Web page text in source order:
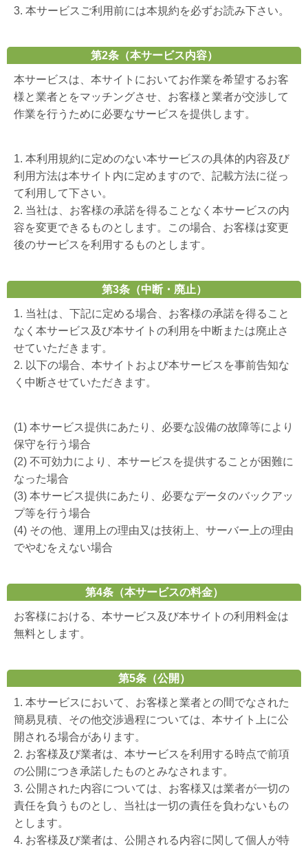
3. 本サービスご利用前には本規約を必ずお読み下さい。
第2条（本サービス内容）
本サービスは、本サイトにおいてお作業を希望するお客
様と業者とをマッチングさせ、お客様と業者が交渉して
作業を行うために必要なサービスを提供します。
1. 本利用規約に定めのない本サービスの具体的内容及び
利用方法は本サイト内に定めますので、記載方法に従っ
て利用して下さい。
2. 当社は、お客様の承諾を得ることなく本サービスの内
容を変更できるものとします。この場合、お客様は変更
後のサービスを利用するものとします。
第3条（中断・廃止）
1. 当社は、下記に定める場合、お客様の承諾を得ること
なく本サービス及び本サイトの利用を中断または廃止さ
せていただきます。
2. 以下の場合、本サイトおよび本サービスを事前告知な
く中断させていただきます。
(1) 本サービス提供にあたり、必要な設備の故障等により
保守を行う場合
(2) 不可効力により、本サービスを提供することが困難に
なった場合
(3) 本サービス提供にあたり、必要なデータのバックアッ
プ等を行う場合
(4) その他、運用上の理由又は技術上、サーバー上の理由
でやむをえない場合
第4条（本サービスの料金）
お客様における、本サービス及び本サイトの利用料金は
無料とします。
第5条（公開）
1. 本サービスにおいて、お客様と業者との間でなされた
簡易見積、その他交渉過程については、本サイト上に公
開される場合があります。
2. お客様及び業者は、本サービスを利用する時点で前項
の公開につき承諾したものとみなされます。
3. 公開された内容については、お客様又は業者が一切の
責任を負うものとし、当社は一切の責任を負わないもの
とします。
4. お客様及び業者は、公開される内容に関して個人が特